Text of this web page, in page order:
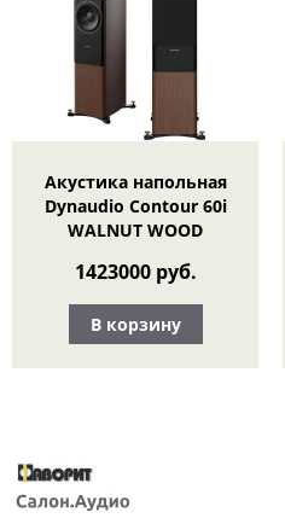
Акустика напольная
Dynaudio Contour 60i
WALNUT WOOD
1423000 руб.
В корзину